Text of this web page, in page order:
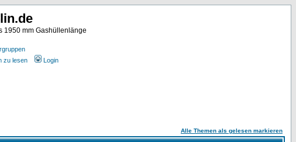
1950 mm Gashüllenlänge
zu lesen Login
Alle Themen als gelesen markieren